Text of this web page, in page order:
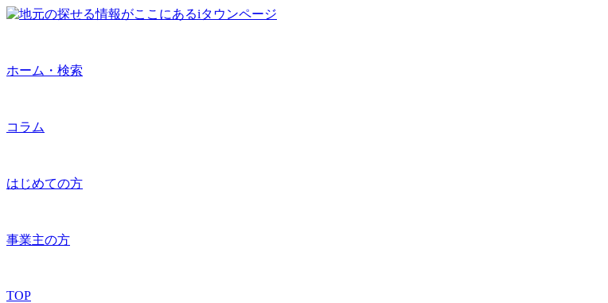
ホーム・検索
コラム
はじめての方
事業主の方
TOP